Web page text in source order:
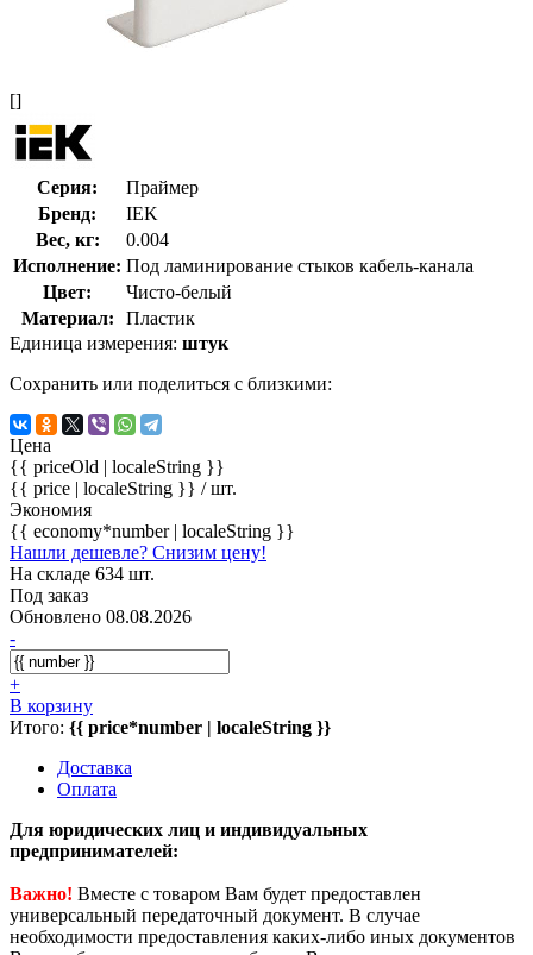
[]
Серия:
Праймер
Бренд:
IEK
Вес, кг:
0.004
Исполнение: Под ламинирование стыков кабель-канала
Цвет:
Чисто-белый
Материал:
Пластик
Единица измерения: штук
Сохранить или поделиться с близкими:
Цена
{{ priceOld | localeString }}
{{ price | localeString }} / шт.
Экономия
{{ economy*number | localeString }}
Нашли дешевле? Снизим цену!
На складе 634 шт.
Под заказ
Обновлено 08.08.2026
-
+
В корзину
Итого: {{ price*number | localeString }}
Доставка
Оплата
Для юридических лиц и индивидуальных
предпринимателей:
Важно! Вместе с товаром Вам будет предоставлен
универсальный передаточный документ. В случае
необходимости предоставления каких-либо иных документов